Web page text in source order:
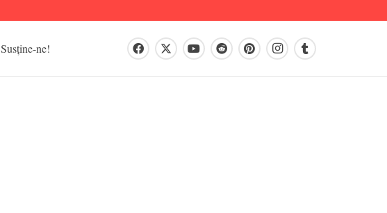
Susține-ne!